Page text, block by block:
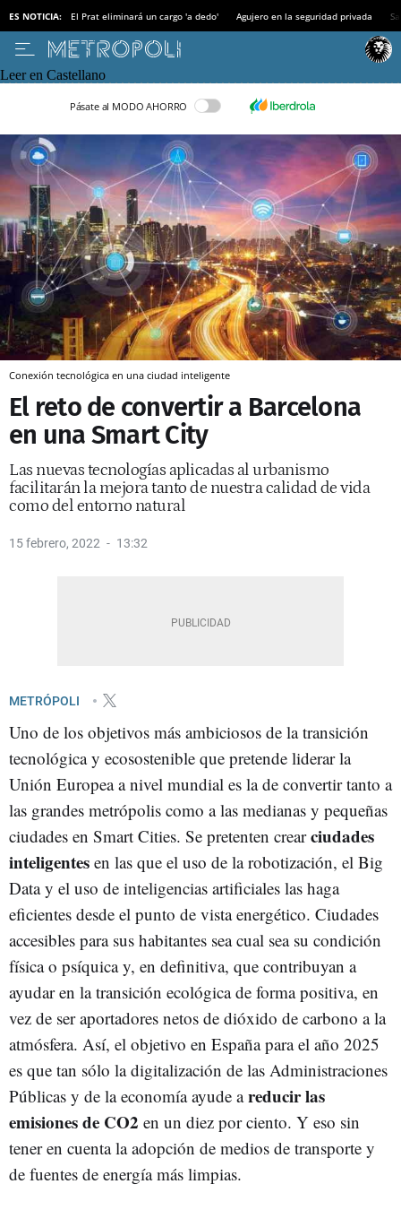
ES NOTICIA: El Prat eliminará un cargo 'a dedo' Agujero en la seguridad privada
Leer en Castellano
Pásate al MODO AHORRO
Conexión tecnológica en una ciudad inteligente
El reto de convertir a Barcelona
en una Smart City
Las nuevas tecnologías aplicadas al urbanismo
facilitarán la mejora tanto de nuestra calidad de vida
como del entorno natural
15 febrero, 2022 13:32
METRÓPOLI
Uno de los objetivos más ambiciosos de la transición
tecnológica y ecosostenible que pretende liderar la
Unión Europea a nivel mundial es la de convertir tanto a
las grandes metrópolis como a las medianas y pequeñas
ciudades en Smart Cities. Se pretenten crearciudades
inteligentes en las que el uso de la robotización, el Big
Data y el uso de inteligencias artificiales las haga
eficientes desde el punto de vista energético. Ciudades
accesibles para sus habitantes sea cual sea su condición
física o psíquica y, en definitiva, que contribuyan a
ayudar en la transición ecológica de forma positiva, en
vez de ser aportadores netos de dióxido de carbono a la
atmósfera. Así, el objetivo en España para el año 2025
es que tan sólo la digitalización de las Administraciones
Públicas y de la economía ayude areducir las
emisiones de CO2 en un diez por ciento. Y eso sin
tener en cuenta la adopción de medios de transporte y
de fuentes de energía más limpias.